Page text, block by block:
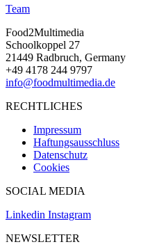
Team
Food2Multimedia
Schoolkoppel 27
21449 Radbruch, Germany
+49 4178 244 9797
info@foodmultimedia.de
RECHTLICHES
Impressum
Haftungsausschluss
Datenschutz
Cookies
SOCIAL MEDIA
Linkedin Instagram
NEWSLETTER